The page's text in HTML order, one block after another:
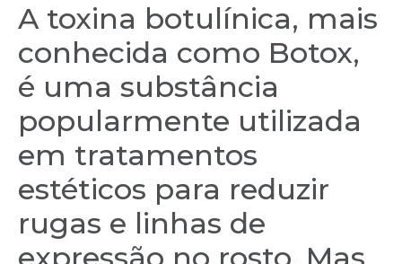
A toxina botulínica, mais
conhecida como Botox,
é uma substância
popularmente utilizada
em tratamentos
estéticos para reduzir
rugas e linhas de